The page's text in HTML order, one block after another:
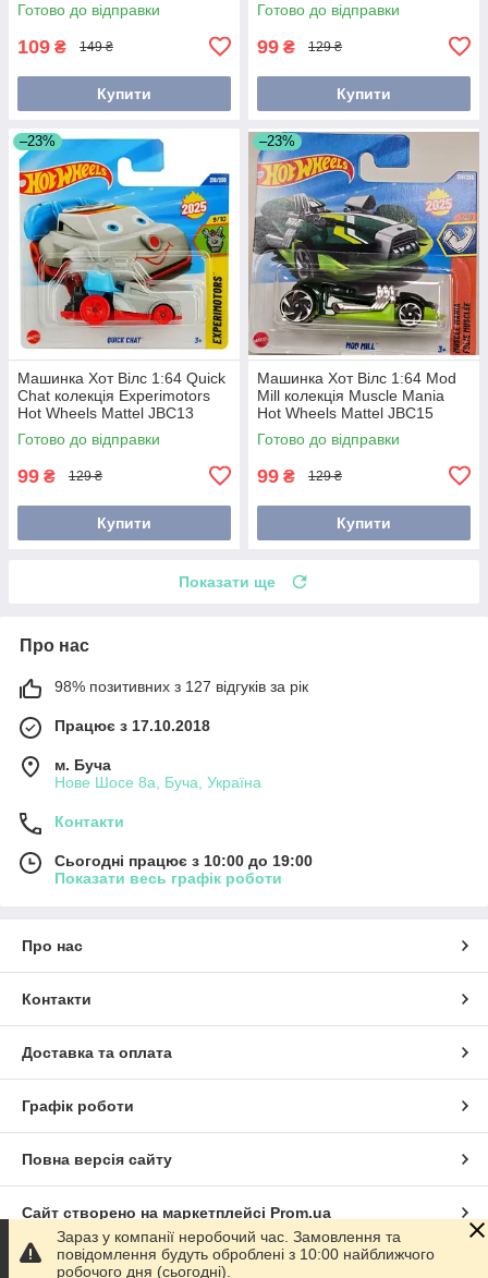
Готово до відправки
109 ₴ 149 ₴
Купити
Готово до відправки
99 ₴ 129 ₴
Купити
–23%
Машинка Хот Вілс 1:64 Quick
Chat колекція Experimotors
Hot Wheels Mattel JBC13
Готово до відправки
99 ₴ 129 ₴
Купити
–23%
Машинка Хот Вілс 1:64 Mod
Mill колекція Muscle Mania
Hot Wheels Mattel JBC15
Готово до відправки
99 ₴ 129 ₴
Купити
Показати ще
Про нас
98% позитивних з 127 відгуків за рік
Працює з 17.10.2018
м. Буча
Нове Шосе 8а, Буча, Україна
Контакти
Сьогодні працює з 10:00 до 19:00
Показати весь графік роботи
Про нас
Контакти
Доставка та оплата
Графік роботи
Повна версія сайту
Сайт створено на маркетплейсі Prom.ua
Політика конфіденційності
Зараз у компанії неробочий час. Замовлення та
повідомлення будуть оброблені з 10:00 найближчого
робочого дня (сьогодні).